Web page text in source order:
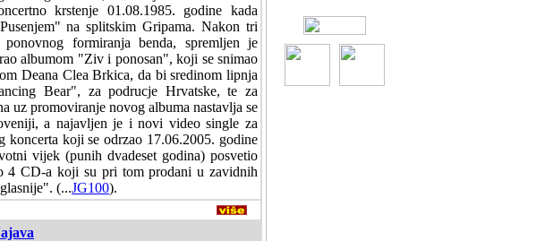
krstenje 01.08.1985. godine kada
na splitskim Gripama. Nakon tri
formiranja benda, spremljen je
albumom "Ziv i ponosan", koji se snimao
Deana Clea Brkica, da bi sredinom lipnja
Bear", za podrucje Hrvatske, te za
uz promoviranje novog albuma nastavlja se
a najavljen je i novi video single za
koji se odrzao 17.06.2005. godine
vijek (punih dvadeset godina) posvetio
4 CD-a koji su pri tom prodani u zavidnih
(...JG100).